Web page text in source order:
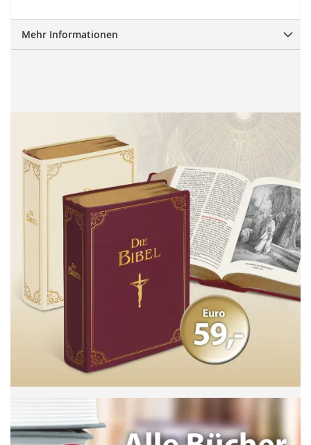
Mehr Informationen